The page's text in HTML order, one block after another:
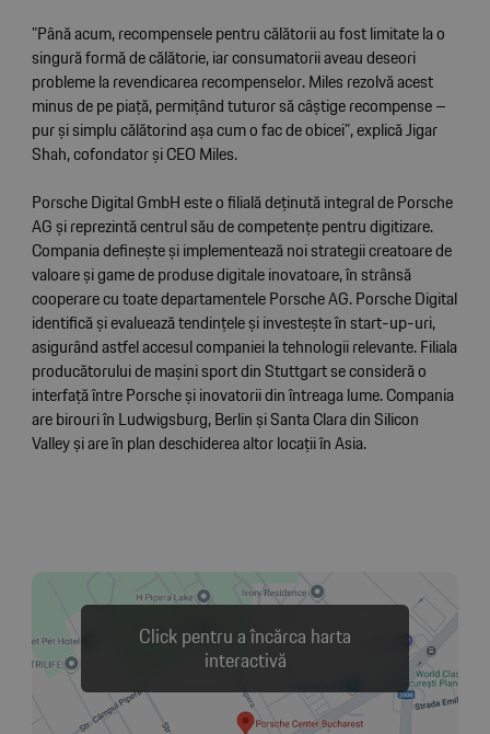
”Până acum, recompensele pentru călătorii au fost limitate la o
singură formă de călătorie, iar consumatorii aveau deseori
probleme la revendicarea recompenselor. Miles rezolvă acest
minus de pe piață, permițând tuturor să câștige recompense –
pur și simplu călătorind așa cum o fac de obicei”, explică Jigar
Shah, cofondator și CEO Miles.
Porsche Digital GmbH este o filială deținută integral de Porsche
AG și reprezintă centrul său de competențe pentru digitizare.
Compania definește și implementează noi strategii creatoare de
valoare și game de produse digitale inovatoare, în strânsă
cooperare cu toate departamentele Porsche AG. Porsche Digital
identifică și evaluează tendințele și investește în start-up-uri,
asigurând astfel accesul companiei la tehnologii relevante. Filiala
producătorului de mașini sport din Stuttgart se consideră o
interfață între Porsche și inovatorii din întreaga lume. Compania
are birouri în Ludwigsburg, Berlin și Santa Clara din Silicon
Valley și are în plan deschiderea altor locații în Asia.
Click pentru a încărca harta
interactivă